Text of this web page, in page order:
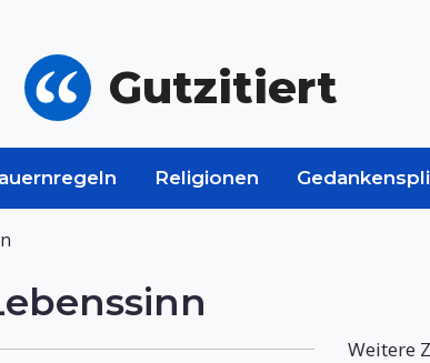
Gutzitiert
Religionen
Weitere